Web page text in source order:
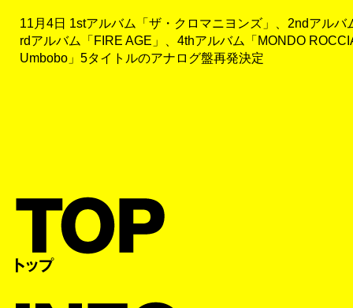
11月4日 1stアルバム「ザ・クロマニヨンズ」、2ndアルバ
rdアルバム「FIRE AGE」、4thアルバム「MONDO
Umbobo」5タイトルのアナログ盤再発決定